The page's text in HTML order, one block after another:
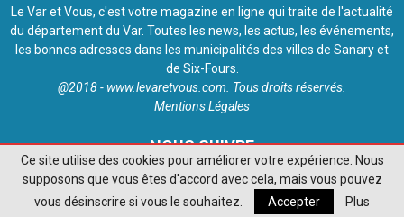
Le Var et Vous, c'est votre magazine en ligne qui traite de l'actualité
du département du Var. Toutes les news, les actus, les événements,
les bonnes adresses dans les municipalités des villes de Sanary et
de Six-Fours.
@2018 - www.levaretvous.com. Tous droits réservés.
Mentions Légales
NOUS SUIVRE
Ce site utilise des cookies pour améliorer votre expérience. Nous
supposons que vous êtes d'accord avec cela, mais vous pouvez
vous désinscrire si vous le souhaitez.
Accepter Plus